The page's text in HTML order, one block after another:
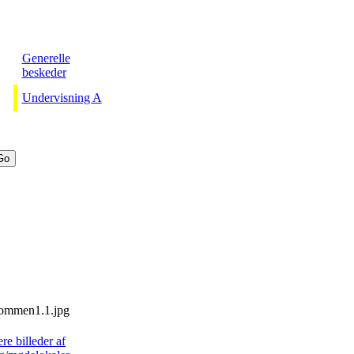
Generelle
beskeder
Undervisning A
billeder af